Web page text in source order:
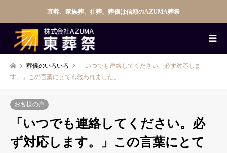
直葬、家族葬、社葬、葬儀は信頼のAZUMA葬祭
葬儀のいろいろ
「いつでも連絡してください。必ず対応しま
す。」この言葉にとても救われました。
お客様の声
「いつでも連絡してください。必
ず対応します。」この言葉にとて